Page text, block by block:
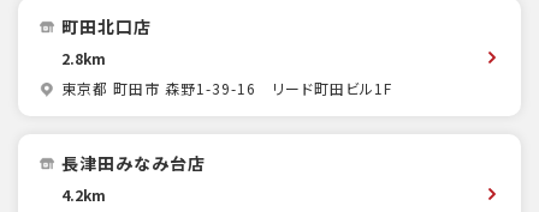
町田北口店
2.8km
東京都 町田市 森野1-39-16 リード町田ビル1F
長津田みなみ台店
4.2km